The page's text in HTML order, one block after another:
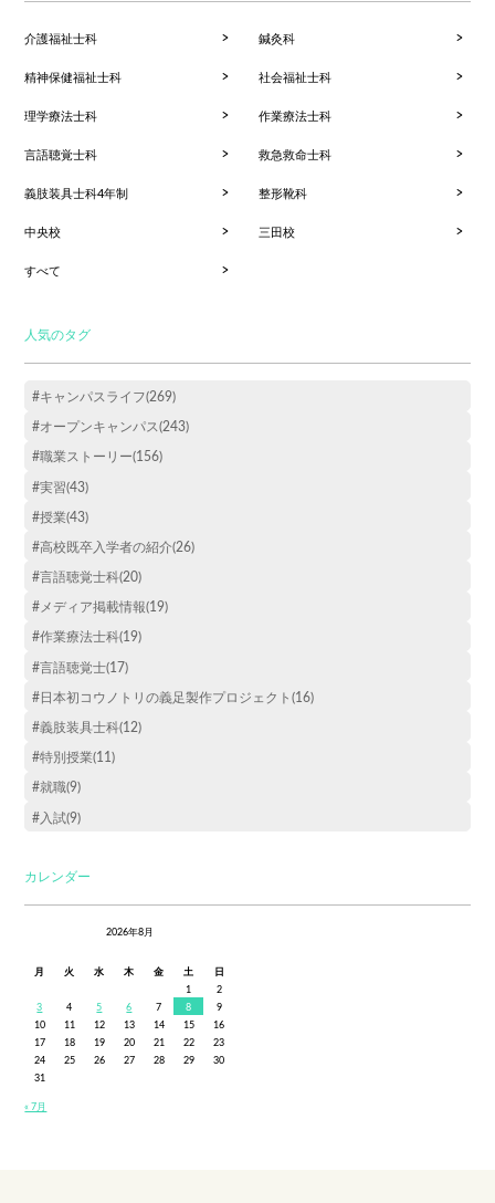
介護福祉士科 鍼灸科
精神保健福祉士科 社会福祉士科
理学療法士科 作業療法士科
言語聴覚士科 救急救命士科
義肢装具士科4年制 整形靴科
中央校 三田校
すべて
人気のタグ
#キャンパスライフ(269)
#オープンキャンパス(243)
#職業ストーリー(156)
#実習(43)
#授業(43)
#高校既卒入学者の紹介(26)
#言語聴覚士科(20)
#メディア掲載情報(19)
#作業療法士科(19)
#言語聴覚士(17)
#日本初コウノトリの義足製作プロジェクト(16)
#義肢装具士科(12)
#特別授業(11)
#就職(9)
#入試(9)
カレンダー
2026年8月
月 火 水 木 金 土
日
1
2
3
4 5 6 7 8
9
10
11 12 13 14 15
16
17
18 19 20 21 22
23
24
25 26 27 28 29
30
31
« 7月